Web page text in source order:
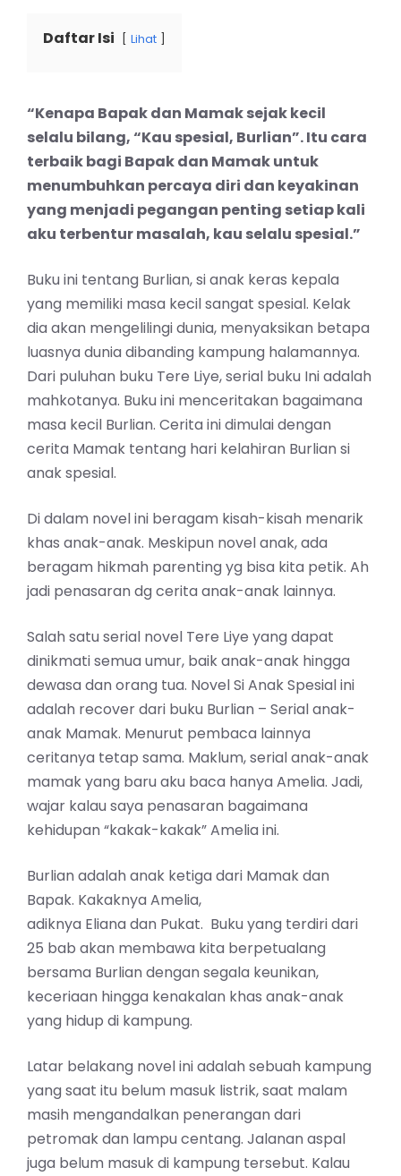
Daftar Isi Lihat
“Kenapa Bapak dan Mamak sejak kecil
selalu bilang, “Kau spesial, Burlian”. Itu cara
terbaik bagi Bapak dan Mamak untuk
menumbuhkan percaya diri dan keyakinan
yang menjadi pegangan penting setiap kali
aku terbentur masalah, kau selalu spesial.”
Buku ini tentang Burlian, si anak keras kepala
yang memiliki masa kecil sangat spesial. Kelak
dia akan mengelilingi dunia, menyaksikan betapa
luasnya dunia dibanding kampung halamannya.
Dari puluhan buku Tere Liye, serial buku Ini adalah
mahkotanya. Buku ini menceritakan bagaimana
masa kecil Burlian. Cerita ini dimulai dengan
cerita Mamak tentang hari kelahiran Burlian si
anak spesial.
Di dalam novel ini beragam kisah-kisah menarik
khas anak-anak. Meskipun novel anak, ada
beragam hikmah parenting yg bisa kita petik. Ah
jadi penasaran dg cerita anak-anak lainnya.
Salah satu serial novel Tere Liye yang dapat
dinikmati semua umur, baik anak-anak hingga
dewasa dan orang tua. Novel Si Anak Spesial ini
adalah recover dari buku Burlian – Serial anak-
anak Mamak. Menurut pembaca lainnya
ceritanya tetap sama. Maklum, serial anak-anak
mamak yang baru aku baca hanya Amelia. Jadi,
wajar kalau saya penasaran bagaimana
kehidupan “kakak-kakak” Amelia ini.
Burlian adalah anak ketiga dari Mamak dan
Bapak. Kakaknya Amelia,
adiknya Eliana dan Pukat. Buku yang terdiri dari
25 bab akan membawa kita berpetualang
bersama Burlian dengan segala keunikan,
keceriaan hingga kenakalan khas anak-anak
yang hidup di kampung.
Latar belakang novel ini adalah sebuah kampung
yang saat itu belum masuk listrik, saat malam
masih mengandalkan penerangan dari
petromak dan lampu centang. Jalanan aspal
juga belum masuk di kampung tersebut. Kalau